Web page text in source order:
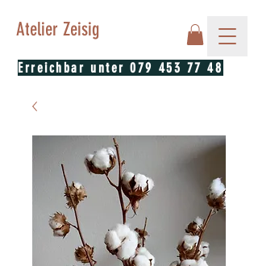
Erreichbar unter079 453 77 48
Atelier Zeisig